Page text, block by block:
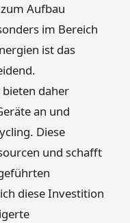
Aufbau
im Bereich
ist das
daher
an und
Diese
und schafft
diese Investition